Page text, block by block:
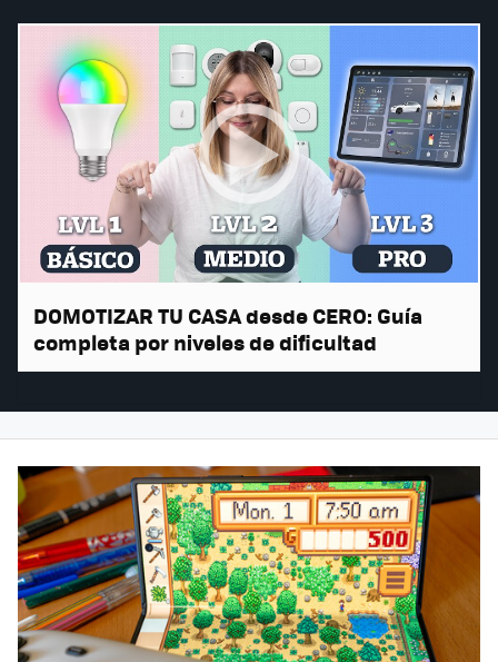
DOMOTIZAR TU CASA desde CERO: Guía
completa por niveles de dificultad